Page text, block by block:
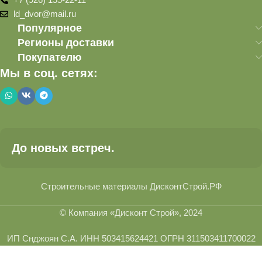
ld_dvor@mail.ru
Популярное
Регионы доставки
Покупателю
Мы в соц. сетях:
До новых встреч.
Строительные материалы ДисконтСтрой.РФ
© Компания «Дисконт Строй», 2024
ИП Снджоян С.А. ИНН 503415624421 ОГРН 311503411700022